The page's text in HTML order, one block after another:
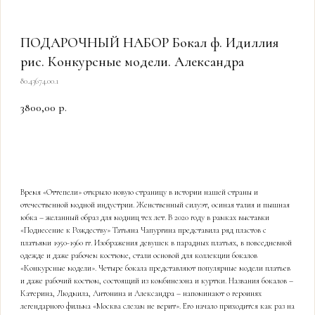
ПОДАРОЧНЫЙ НАБОР Бокал ф. Идиллия
рис. Конкурсные модели. Александра
80.43674.00.1
3800,00 р.
Время «Оттепели» открыло новую страницу в истории нашей страны и
отечественной модной индустрии. Женственный силуэт, осиная талия и пышная
юбка – желанный образ для модниц тех лет. В 2020 году в рамках выставки
«Поднесение к Рождеству» Татьяна Чапургина представила ряд пластов с
платьями 1950-1960 гг. Изображения девушек в парадных платьях, в повседневной
одежде и даже рабочем костюме, стали основой для коллекции бокалов
«Конкурсные модели». Четыре бокала представляют популярные модели платьев
и даже рабочий костюм, состоящий из комбинезона и куртки. Названия бокалов –
Катерина, Людмила, Антонина и Александра – напоминают о героинях
легендарного фильма «Москва слезам не верит». Его начало приходится как раз на